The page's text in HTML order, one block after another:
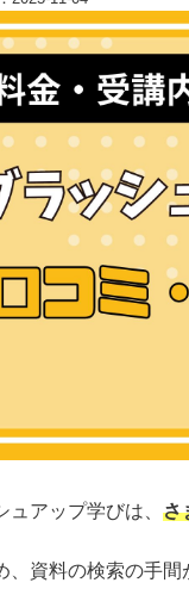
ュアップ学びは、 さ
、資料の検索の手